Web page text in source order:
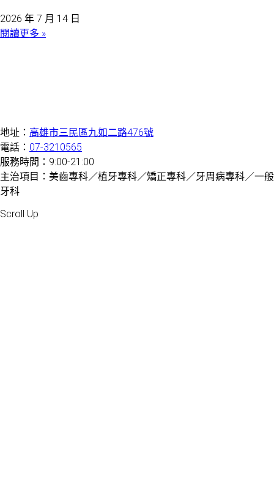
2026 年 7 月 14 日
閱讀更多 »
地址： 高雄市三民區九如二路476號
電話： 07-3210565
服務時間：9:00-21:00
主治項目：美齒專科／植牙專科／矯正專科／牙周病專科／一般
牙科
Scroll Up